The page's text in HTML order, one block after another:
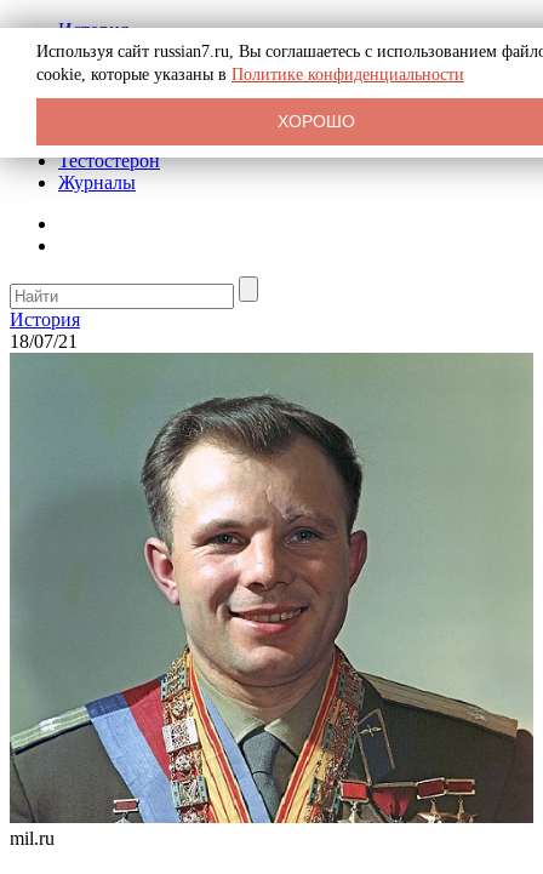
История
Биография
Криминал
Реклама на сайте
Тестостерон
Журналы
История
18/07/21
mil.ru
Используя сайт russian7.ru, Вы соглашаетесь с использованием
cookie, которые указаны в Политике конфиденциальности
ХОРОШО